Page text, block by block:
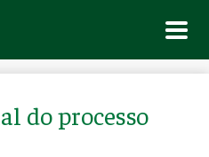
do processo